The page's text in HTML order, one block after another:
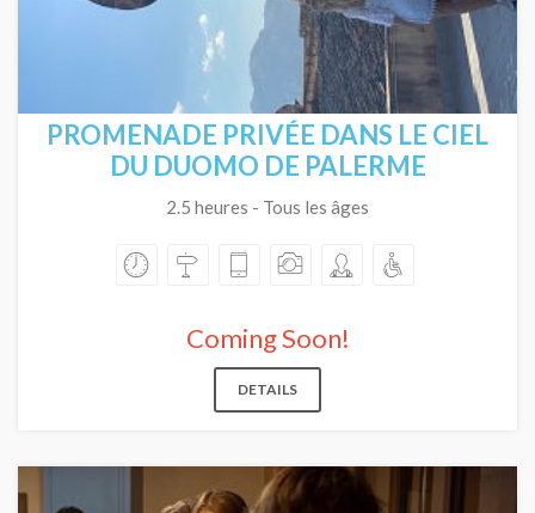
PROMENADE PRIVÉE DANS LE CIEL
DU DUOMO DE PALERME
2.5 heures - Tous les âges
Coming Soon!
DETAILS